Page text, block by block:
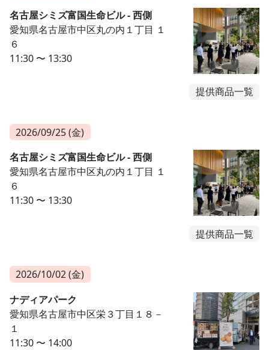
名古屋シミズ富国生命ビル - 西側
愛知県名古屋市中区丸の内１丁目 １
６
11:30 〜 13:30
提供商品一覧
2026/09/25 (金)
名古屋シミズ富国生命ビル - 西側
愛知県名古屋市中区丸の内１丁目 １
６
11:30 〜 13:30
提供商品一覧
2026/10/02 (金)
ナディアパーク
愛知県名古屋市中区栄３丁目１８－
１
11:30 〜 14:00